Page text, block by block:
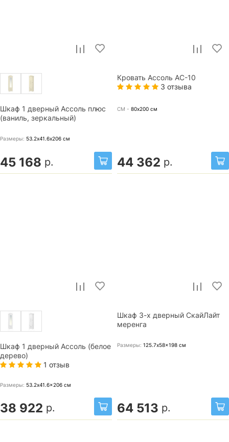
Шкаф 1 дверный Ассоль плюс
(ваниль, зеркальный)
Размеры: 53.2х41.6х206 см
45 168 р.
Кровать Ассоль АС-10
3 отзыва
СМ - 80х200 см
44 362 р.
Шкаф 1 дверный Ассоль (белое
дерево)
1 отзыв
Размеры: 53.2x41.6x206 см
38 922 р.
Шкаф 3-х дверный СкайЛайт
меренга
Размеры: 125.7x58x198 см
64 513 р.